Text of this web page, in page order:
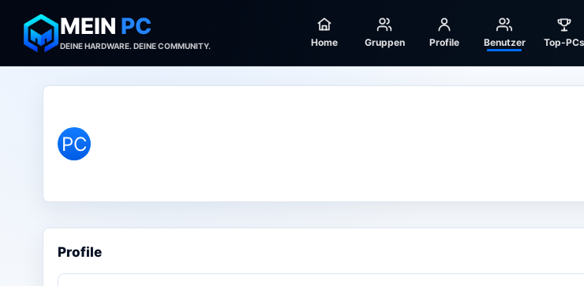
MEIN PC
DEINE HARDWARE. DEINE COMMUNITY. Home Gruppen Profile Benutzer Top-PCs
PC
Profile